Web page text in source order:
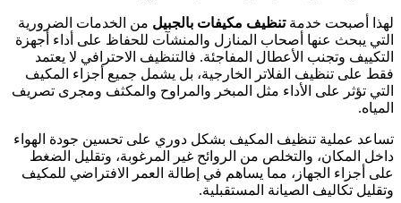
لهذا أصبحت خدمةتنظيف مكيفات بالجبيل من الخدمات الضرورية
التي يبحث عنها أصحاب المنازل والمنشآت للحفاظ على أداء أجهزة
التكييف وتجنب الأعطال المفاجئة. فالتنظيف الاحترافي لا يعتمد
فقط على تنظيف الفلاتر الخارجية، بل يشمل جميع أجزاء المكيف
التي تؤثر على الأداء مثل المبخر والمراوح والمكثف ومجرى تصريف
المياه.
تساعد عملية تنظيف المكيف بشكل دوري على تحسين جودة الهواء
داخل المكان، والتخلص من الروائح غير المرغوبة، وتقليل الضغط
على أجزاء الجهاز، مما يساهم في إطالة العمر الافتراضي للمكيف
وتقليل تكاليف الصيانة المستقبلية.